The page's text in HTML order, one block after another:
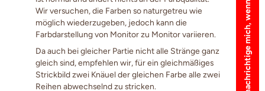
Wir versuchen, die Farben so naturgetreu wie
möglich wiederzugeben, jedoch kann die
Farbdarstellung von Monitor zu Monitor variieren.
Da auch bei gleicher Partie nicht alle Stränge ganz
gleich sind, empfehlen wir, für ein gleichmäßiges
Strickbild zwei Knäuel der gleichen Farbe alle zwei
Reihen abwechselnd zu stricken.